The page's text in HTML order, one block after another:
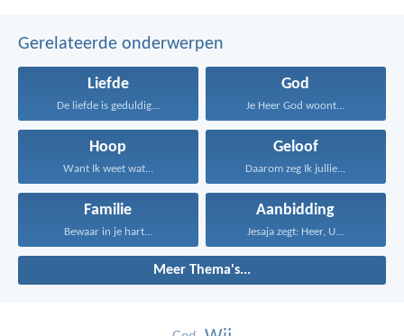
Gerelateerde onderwerpen
Liefde
De liefde is geduldig...
God
Je Heer God woont...
Hoop
Want Ik weet wat...
Geloof
Daarom zeg Ik jullie...
Familie
Bewaar in je hart...
Aanbidding
Jesaja zegt: Heer, U...
Meer Thema's...